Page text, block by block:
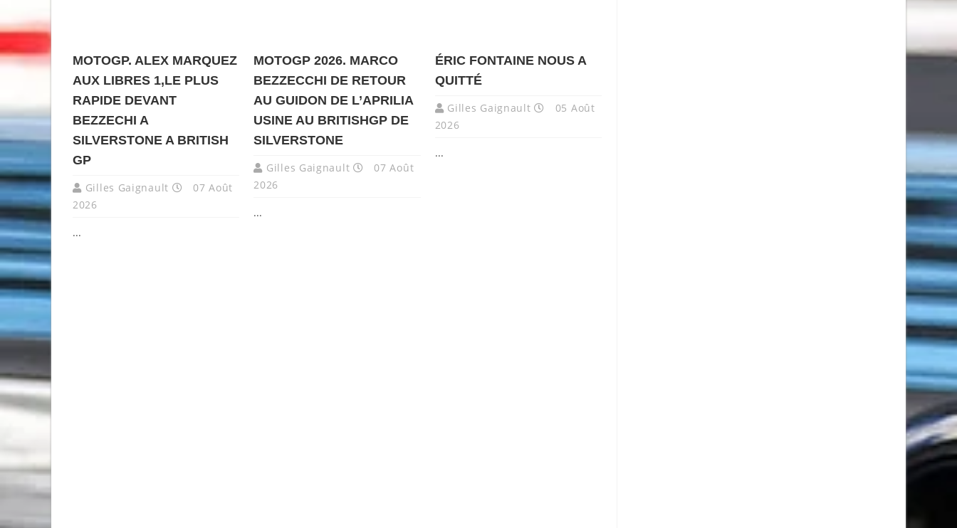
MOTOGP. ALEX MARQUEZ
AUX LIBRES 1,LE PLUS
RAPIDE DEVANT
BEZZECHI A
SILVERSTONE A BRITISH
GP
Gilles Gaignault
07 Août
2026
...
MOTOGP 2026. MARCO
BEZZECCHI DE RETOUR
AU GUIDON DE L’APRILIA
USINE AU BRITISHGP DE
SILVERSTONE
Gilles Gaignault
07 Août
2026
...
ÉRIC FONTAINE NOUS A
QUITTÉ
Gilles Gaignault
05 Août
2026
...